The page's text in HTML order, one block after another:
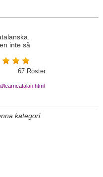
inte så
67 Röster
learncatalan.html
kategori